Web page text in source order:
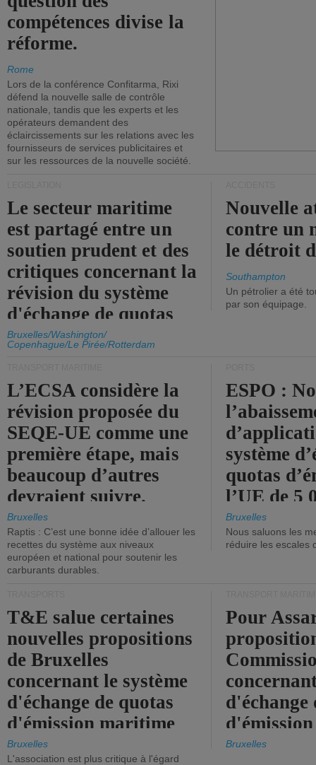
compétences divise la
réforme.
Rome
Lors de la conférence Confitarma, Rixi
défend la nouvelle salle de contrôle
nationale, tandis que les experts et les
opérateurs demandent des
éclaircissements sur les relations avec les
fournisseurs de services publicitaires et
sur les ressources de la nouvelle société.
Le secteur maritime
est partagé entre un
soutien prudent et des
critiques concernant la
révision du système
d'échange de quotas
d'émission de l'UE.
Bruxelles/Washington/
Copenhague/Le Pirée/Rotterdam
Nouvelle
contre un
le détroit
Southampton
Un pétrolier a été
par son équipage.
L’ECSA considère la
révision proposée du
SEQE-UE comme une
première étape, mais
beaucoup d’autres
devraient suivre.
Bruxelles
Raptis : C’est une bonne idée d’allouer les
recettes du système aux niveaux
européen et national pour soutenir les
carburants durables.
ESPO :
système
quotas
l’UE de 5
tonneaux
brute.
Bruxelles
Nous saluons les
réduire les escales
T&E salue certaines
nouvelles propositions
de Bruxelles
concernant le système
d'échange de quotas
d'émission maritime
de l'UE.
Bruxelles
L'association est plus critique à l'égard
Pour
d'échange
timide,
Bruxelles